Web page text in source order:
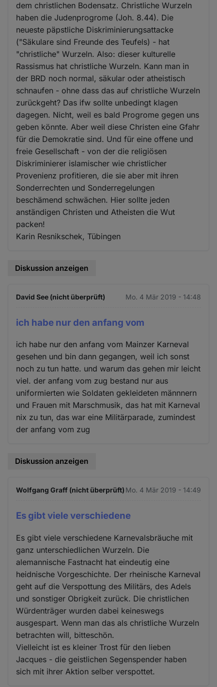
dem christlichen Bodensatz. Christliche Wurzeln
haben die Judenprogrome (Joh. 8.44). Die
neueste päpstliche Diskriminierungsattacke
("Säkulare sind Freunde des Teufels) - hat
"christliche" Wurzeln. Also: dieser kulturelle
Rassismus hat christliche Wurzeln. Kann man in
der BRD noch normal, säkular oder atheistisch
schnaufen - ohne dass das auf christliche Wurzeln
zurückgeht? Das ifw sollte unbedingt klagen
dagegen. Nicht, weil es bald Progrome gegen uns
geben könnte. Aber weil diese Christen eine Gfahr
für die Demokratie sind. Und für eine offene und
freie Gesellschaft - von der die religiösen
Diskriminierer islamischer wie christlicher
Provenienz profitieren, die sie aber mit ihren
Sonderrechten und Sonderregelungen
beschämend schwächen. Hier sollte jeden
anständigen Christen und Atheisten die Wut
packen!
Karin Resnikschek, Tübingen
Diskussion anzeigen
David See (nicht überprüft) Mo. 4 Mär 2019 - 14:48
ich habe nur den anfang vom
ich habe nur den anfang vom Mainzer Karneval
gesehen und bin dann gegangen, weil ich sonst
noch zu tun hatte. und warum das gehen mir leicht
viel. der anfang vom zug bestand nur aus
uniformierten wie Soldaten gekleideten männnern
und Frauen mit Marschmusik, das hat mit Karneval
nix zu tun, das war eine Militärparade, zumindest
der anfang vom zug
Diskussion anzeigen
Wolfgang Graff (nicht überprüft) Mo. 4 Mär 2019 - 14:49
Es gibt viele verschiedene
Es gibt viele verschiedene Karnevalsbräuche mit
ganz unterschiedlichen Wurzeln. Die
alemannische Fastnacht hat eindeutig eine
heidnische Vorgeschichte. Der rheinische Karneval
geht auf die Verspottung des Militärs, des Adels
und sonstiger Obrigkeit zurück. Die christlichen
Würdenträger wurden dabei keineswegs
ausgespart. Wenn man das als christliche Wurzeln
betrachten will, bitteschön.
Vielleicht ist es kleiner Trost für den lieben
Jacques - die geistlichen Segenspender haben
sich mit ihrer Aktion selber verspottet.